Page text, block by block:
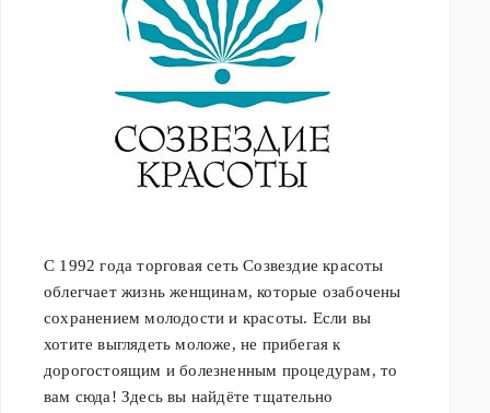
С 1992 года торговая сеть Созвездие красоты
облегчает жизнь женщинам, которые озабочены
сохранением молодости и красоты. Если вы
хотите выглядеть моложе, не прибегая к
дорогостоящим и болезненным процедурам, то
вам сюда! Здесь вы найдёте тщательно